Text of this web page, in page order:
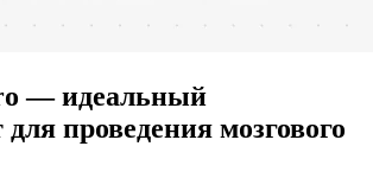
— идеальный
проведения мозгового